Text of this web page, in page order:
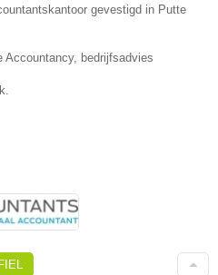
gevestigd in Putte
bedrijfsadvies